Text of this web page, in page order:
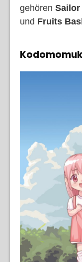
gehören Sailor
und Fruits